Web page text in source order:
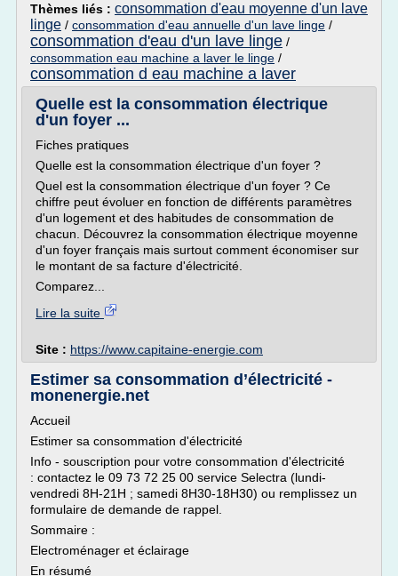
Thèmes liés : consommation d'eau moyenne d'un lave
linge / consommation d'eau annuelle d'un lave linge /
consommation d'eau d'un lave linge /
consommation eau machine a laver le linge /
consommation d eau machine a laver
Quelle est la consommation électrique
d'un foyer ...
Fiches pratiques
Quelle est la consommation électrique d'un foyer ?
Quel est la consommation électrique d'un foyer ? Ce
chiffre peut évoluer en fonction de différents paramètres
d'un logement et des habitudes de consommation de
chacun. Découvrez la consommation électrique moyenne
d'un foyer français mais surtout comment économiser sur
le montant de sa facture d'électricité.
Comparez...
Lire la suite
Site : https://www.capitaine-energie.com
Estimer sa consommation d’électricité -
monenergie.net
Accueil
Estimer sa consommation d'électricité
Info - souscription pour votre consommation d'électricité
: contactez le 09 73 72 25 00 service Selectra (lundi-
vendredi 8H-21H ; samedi 8H30-18H30) ou remplissez un
formulaire de demande de rappel.
Sommaire :
Electroménager et éclairage
En résumé